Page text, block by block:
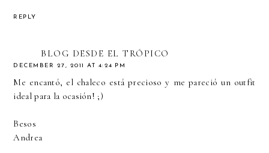
REPLY
BLOG DESDE EL TRÓPICO
DECEMBER 27, 2011 AT 4:24 PM
Me encantó, el chaleco está precioso y me pareció un outfit
ideal para la ocasión! ;)
Besos
Andrea